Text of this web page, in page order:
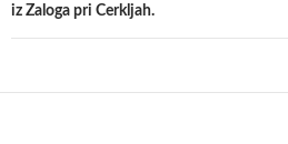
iz Zaloga pri Cerkljah.